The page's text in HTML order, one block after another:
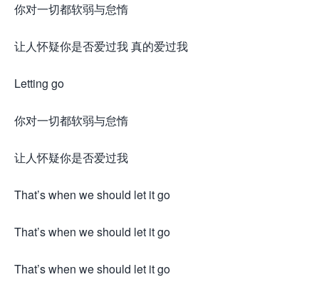
你对一切都软弱与怠惰
让人怀疑你是否爱过我 真的爱过我
Letting go
你对一切都软弱与怠惰
让人怀疑你是否爱过我
That’s when we should let it go
That’s when we should let it go
That’s when we should let it go